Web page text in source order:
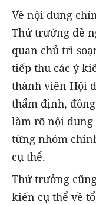
Về nội dung
Thứ trưởng đề
quan chủ trì
tiếp thu các ý
thành viên Hội
thẩm định,
làm rõ nội dung
từng nhóm
cụ thể.
Thứ trưởng
kiến cụ thể về